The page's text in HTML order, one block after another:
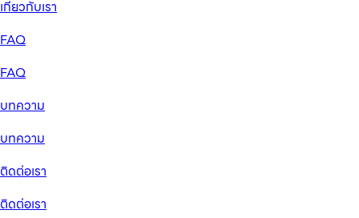
เกี่ยวกับเรา
FAQ
FAQ
บทความ
บทความ
ติดต่อเรา
ติดต่อเรา